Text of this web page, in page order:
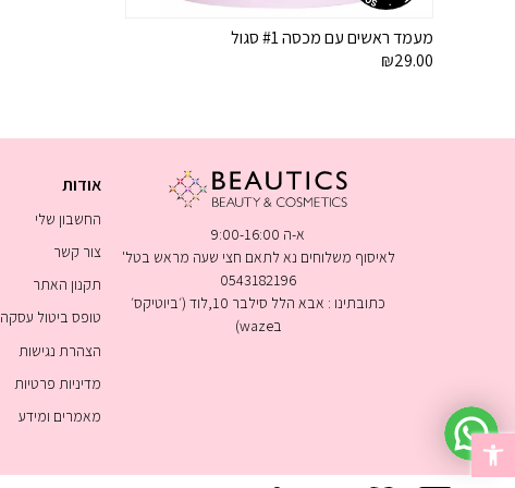
מעמד ראשים עם מכסה #1 סגול
₪29.00
אודות
החשבון שלי
צור קשר
תקנון האתר
טופס ביטול עסקה
הצהרת נגישות
מדיניות פרטיות
מאמרים ומידע
א-ה 9:00-16:00
לאיסוף משלוחים נא לתאם חצי שעה מראש בטל'
0543182196
כתובתינו : אבא הלל סילבר 10,לוד (׳ביוטיקס׳
בwaze)
פתח סרגל נגישות